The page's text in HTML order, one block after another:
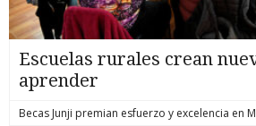
Escuelas rurales crean
aprender
Becas Junji premian esfuerzo y excelencia en